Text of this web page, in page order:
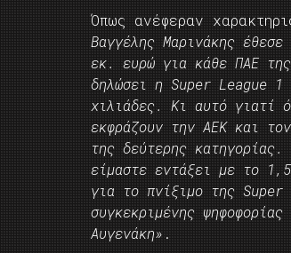
Όπως ανέφεραν
Βαγγέλης Μαρινάκης
εκ. ευρώ για κάθε ΠΑΕ
δηλώσει η Super League
χιλιάδες. Κι αυτό γιατί
εκφράζουν την ΑΕΚ και
της δεύτερης
είμαστε εντάξει με το
για το πνίξιμο της
συγκεκριμένης
Αυγενάκη» .